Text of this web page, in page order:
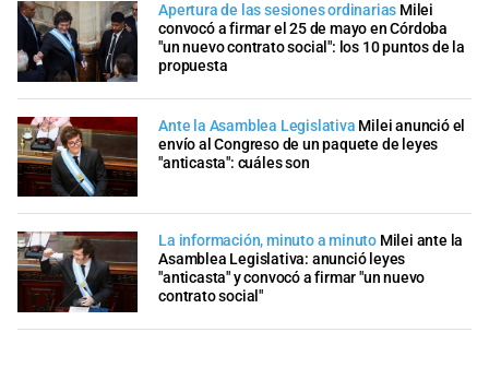
Apertura de las sesiones ordinarias Milei
convocó a firmar el 25 de mayo en Córdoba
"un nuevo contrato social": los 10 puntos de la
propuesta
Ante la Asamblea Legislativa Milei anunció el
envío al Congreso de un paquete de leyes
"anticasta": cuáles son
La información, minuto a minuto Milei ante la
Asamblea Legislativa: anunció leyes
"anticasta" y convocó a firmar "un nuevo
contrato social"